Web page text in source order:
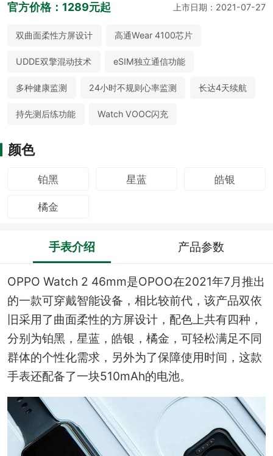
官方价格： 1289元起 上市日期：2021-07-27
双曲面柔性方屏设计 高通Wear 4100芯片
UDDE双擎混动技术 eSIM独立通信功能
多种健康监测 24小时不规则心率监测 长达4天续航
持先测后练功能 Watch VOOC闪充
颜色
铂黑 星蓝 皓银
橘金
手表介绍 产品参数
OPPO Watch 2 46mm是OPOO在2021年7月推出
的一款可穿戴智能设备，相比较前代，该产品双依
旧采用了曲面柔性的方屏设计，配色上共有四种，
分别为铂黑，星蓝，皓银，橘金，可轻松满足不同
群体的个性化需求，另外为了保障使用时间，这款
手表还配备了一块510mAh的电池。